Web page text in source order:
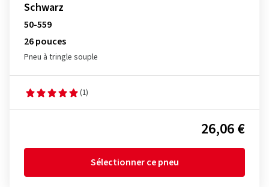
Schwarz
50-559
26 pouces
Pneu à tringle souple
(1)
26,06 €
Sélectionner ce pneu